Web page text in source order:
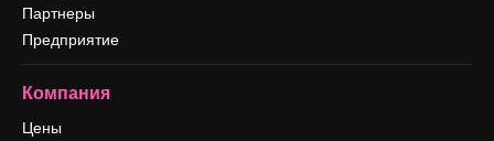
Партнеры
Предприятие
Компания
Цены